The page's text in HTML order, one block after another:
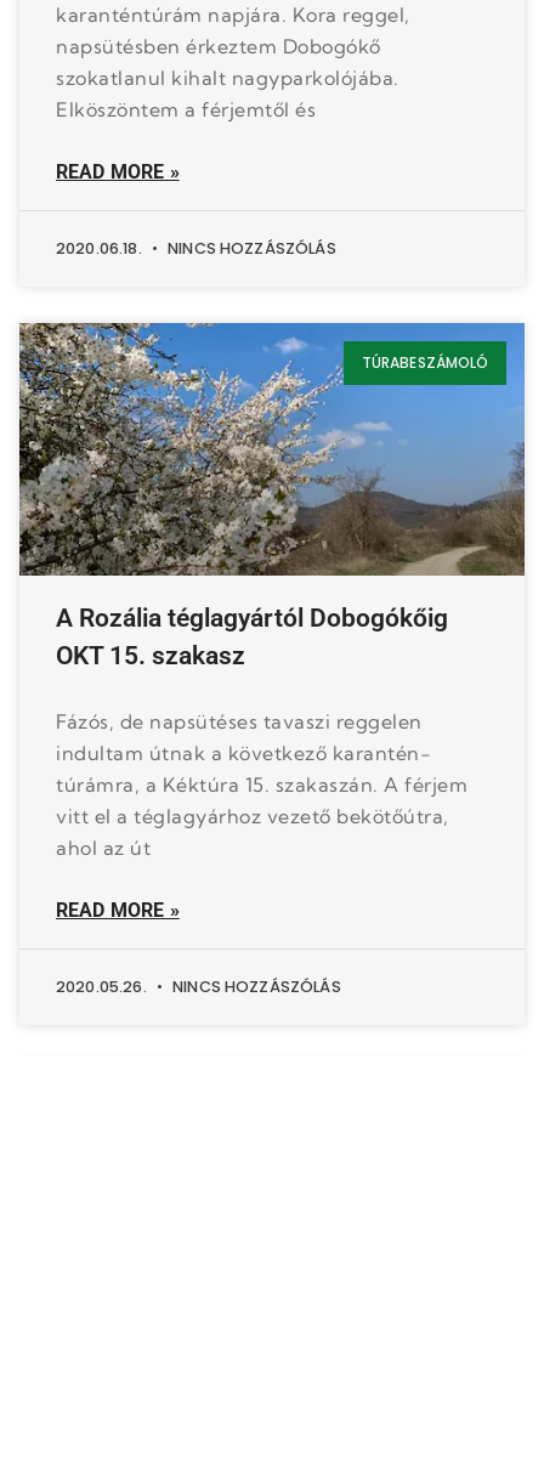
karanténtúrám napjára. Kora reggel,
napsütésben érkeztem Dobogókő
szokatlanul kihalt nagyparkolójába.
Elköszöntem a férjemtől és
READ MORE »
2020.06.18. NINCS HOZZÁSZÓLÁS
TÚRABESZÁMOLÓ
A Rozália téglagyártól Dobogókőig
OKT 15. szakasz
Fázós, de napsütéses tavaszi reggelen
indultam útnak a következő karantén-
túrámra, a Kéktúra 15. szakaszán. A férjem
vitt el a téglagyárhoz vezető bekötőútra,
ahol az út
READ MORE »
2020.05.26. NINCS HOZZÁSZÓLÁS